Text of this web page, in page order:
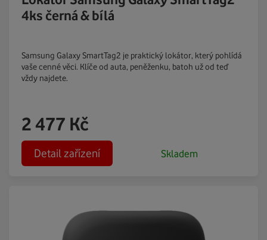
4ks černá & bílá
Samsung Galaxy SmartTag2 je praktický lokátor, který pohlídá
vaše cenné věci. Klíče od auta, peněženku, batoh už od teď
vždy najdete.
2 477 Kč
Detail zařízení Skladem